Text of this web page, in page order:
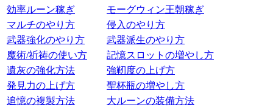
効率ルーン稼ぎ
モーグウィン王朝稼ぎ
マルチのやり方
侵入のやり方
武器強化のやり方
武器派生のやり方
魔術/祈祷の使い方
記憶スロットの増やし方
遺灰の強化方法
強靭度の上げ方
発見力の上げ方
聖杯瓶の増やし方
追憶の複製方法
大ルーンの装備方法